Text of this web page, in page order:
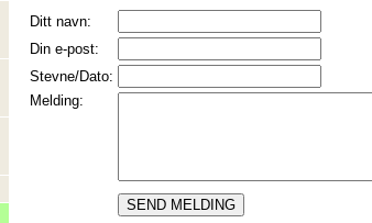
Ditt navn:
Din e-post:
Stevne/Dato:
Melding: